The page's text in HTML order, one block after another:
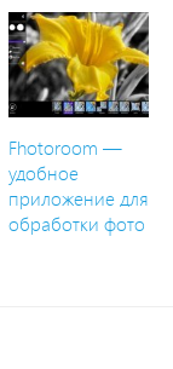
Fhotoroom —
удобное
приложение для
обработки фото